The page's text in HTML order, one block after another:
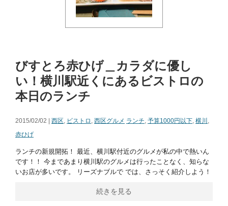
びすとろ赤ひげ＿カラダに優し
い！横川駅近くにあるビストロの
本日のランチ
2015/02/02 | 西区, ビストロ , 西区グルメ ランチ, 予算1000円以下, 横川 ,
赤ひげ
ランチの新規開拓！ 最近、横川駅付近のグルメが私の中で熱いん
です！！ 今まであまり横川駅のグルメは行ったことなく、知らな
いお店が多いです。 リーズナブルで では、さっそく紹介しよう！
続きを見る